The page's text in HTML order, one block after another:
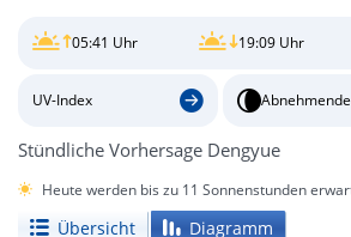
05:41 Uhr 19:09 Uhr
UV-Index
Stündliche Vorhersage Dengyue
Heute werden bis zu 11 Sonnenstunden
Übersicht Diagramm